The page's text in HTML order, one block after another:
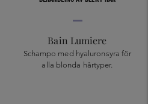
Bain Lumiere
Schampo med hyaluronsyra för
alla blonda hårtyper.